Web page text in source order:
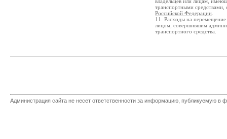
транспортными средствами,
Российской Федерации
11. Расходы на
лицом, совершившим
транспортного средства.
Администрация сайта не несет ответственности за информацию, публикуемую